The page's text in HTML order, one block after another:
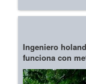
Ingeniero
funciona con